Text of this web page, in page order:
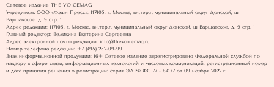
Сетевое издание THE VOICEMAG
Учредитель ООО «Фэшн Пресс»: 117105, г. Москва, вн.тер.г. муниципальный округ Донской, ш
Варшавское, д. 9 стр. 1
Адрес редакции: 117105, г. Москва, вн.тер.г. муниципальный округ Донской, ш Варшавское, д. 9 стр. 1
Главный редактор: Великина Екатерина Сергеевна
Адрес электронной почты редакции: info@thevoicemag.ru
Номер телефона редакции: +7 (495) 252-09-99
Знак информационной продукции: 16+ Cетевое издание зарегистрировано Федеральной службой по
надзору в сфере связи, информационных технологий и массовых коммуникаций, регистрационный номер
и дата принятия решения о регистрации: серия ЭЛ № ФС 77 - 84177 от 09 ноября 2022 г.